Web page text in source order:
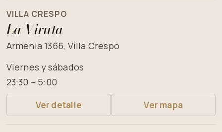
VILLA CRESPO
La Viruta
Armenia 1366, Villa Crespo
Viernes y sábados
23:30 – 5:00
Ver detalle Ver mapa